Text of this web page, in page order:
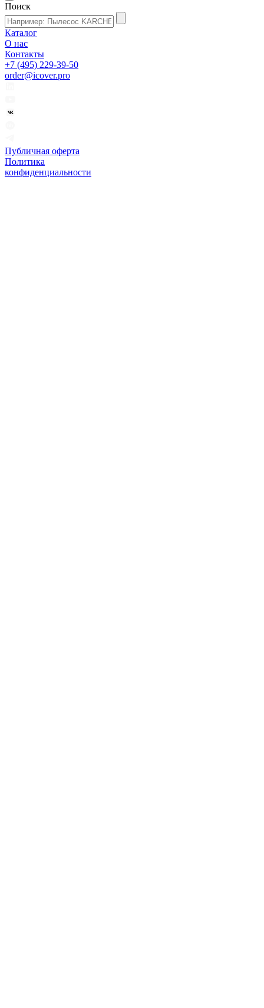
Поиск
Каталог
О нас
Контакты
+7 (495) 229-39-50
order@icover.pro
Публичная оферта
Политика
конфиденциальности